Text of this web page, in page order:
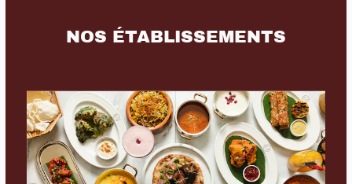
NOS ÉTABLISSEMENTS